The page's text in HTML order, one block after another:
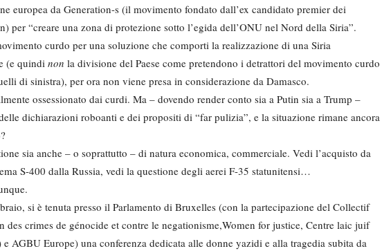
europea da Generation-s (il movimento fondato dall’ex candidato premier dei
per “creare una zona di protezione sotto l’egida dell’ONU nel Nord della Siria”.
curdo per una soluzione che comporti la realizzazione di una Siria
(e quindi non la divisione del Paese come pretendono i detrattori del movimento curdo
di sinistra), per ora non viene presa in considerazione da Damasco.
ossessionato dai curdi. Ma – dovendo render conto sia a Putin sia a Trump –
dichiarazioni roboanti e dei propositi di “far pulizia”, e la situazione rimane ancora
sia anche – o soprattutto – di natura economica, commerciale. Vedi l’acquisto da
S-400 dalla Russia, vedi la questione degli aerei F-35 statunitensi…
si è tenuta presso il Parlamento di Bruxelles (con la partecipazione del Collectif
des crimes de génocide et contre le negationisme,Women for justice, Centre laic juif
AGBU Europe) una conferenza dedicata alle donne yazidi e alla tragedia subita da